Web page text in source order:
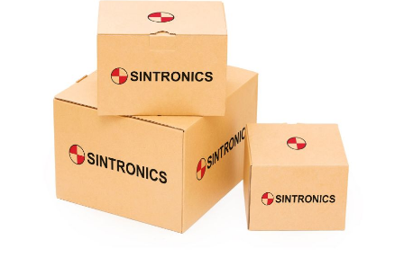
módulos antiguos a un alto nivel técnico o sustitución
de módulos descontinuados por módulos del propio